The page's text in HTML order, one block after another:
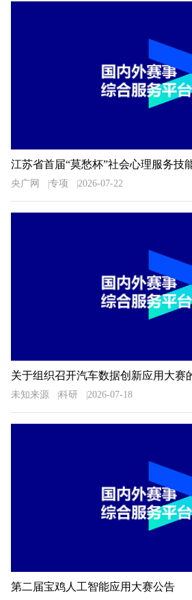
江苏省首届“莫愁杯”社会心理服务技
央广网 专项 2026-07-22
关于组织召开汽车数据创新应用大赛
未知来源 科研 2026-07-18
第二届宝鸡人工智能应用大赛公告